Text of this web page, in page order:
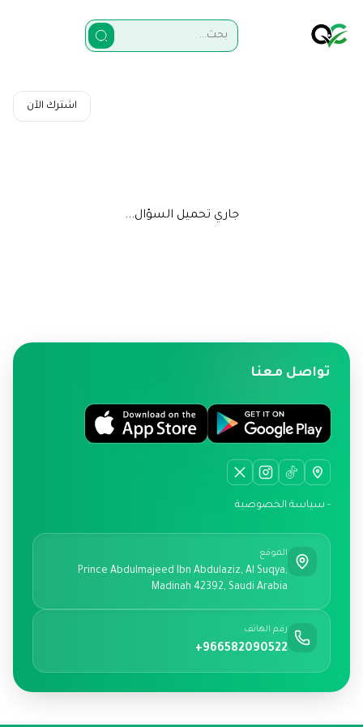
اشترك الآن
جاري تحميل السؤال...
تواصل معنا
- سياسة الخصوصية
الموقع
Prince Abdulmajeed Ibn Abdulaziz, Al Suqya,
Madinah 42392, Saudi Arabia
رقم الهاتف
+966582090522